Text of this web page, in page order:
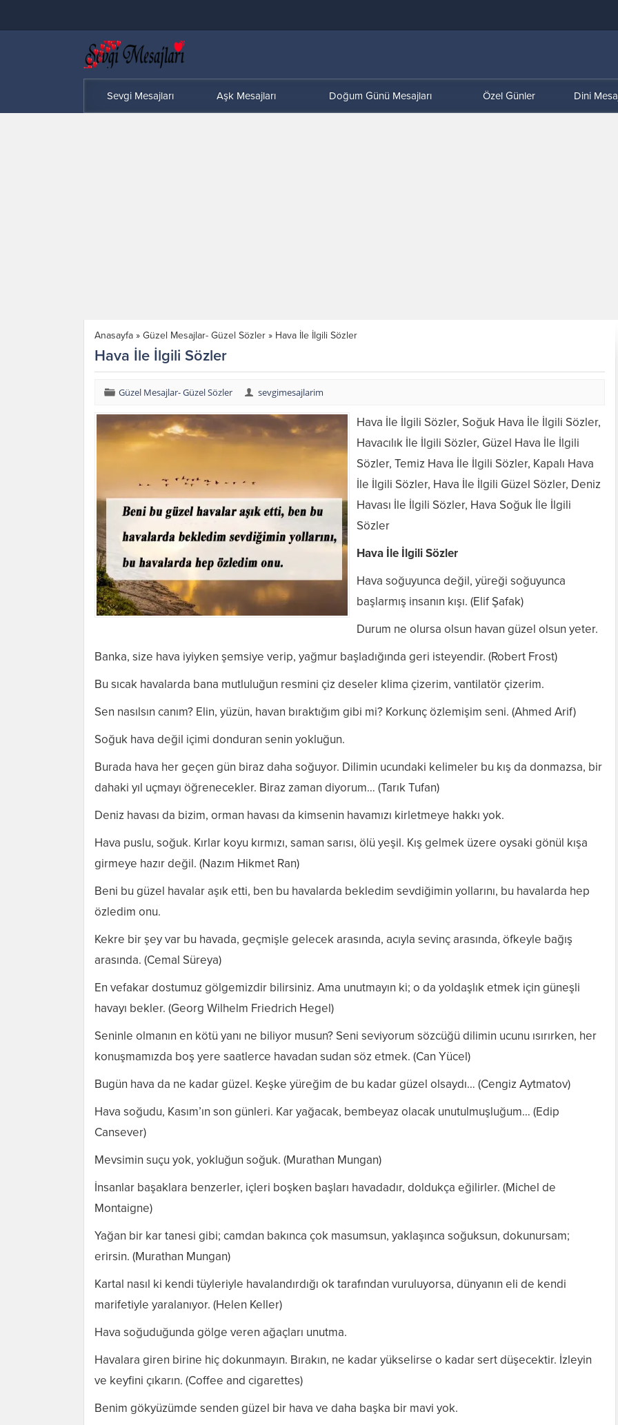
Sevgi Mesajları Aşk Mesajları Doğum Günü Mesajları Özel Günler Dini
Anasayfa » Güzel Mesajlar- Güzel Sözler » Hava İle İlgili Sözler
Hava İle İlgili Sözler
Güzel Mesajlar- Güzel Sözler sevgimesajlarim
Hava İle İlgili Sözler, Soğuk Hava İle İlgili Sözler,
Havacılık İle İlgili Sözler, Güzel Hava İle İlgili
Sözler, Temiz Hava İle İlgili Sözler, Kapalı Hava
İle İlgili Sözler, Hava İle İlgili Güzel Sözler, Deniz
Havası İle İlgili Sözler, Hava Soğuk İle İlgili
Sözler
Hava İle İlgili Sözler
Hava soğuyunca değil, yüreği soğuyunca
başlarmış insanın kışı. (Elif Şafak)
Durum ne olursa olsun havan güzel olsun yeter.
Banka, size hava iyiyken şemsiye verip, yağmur başladığında geri isteyendir. (Robert Frost)
Bu sıcak havalarda bana mutluluğun resmini çiz deseler klima çizerim, vantilatör çizerim.
Sen nasılsın canım? Elin, yüzün, havan bıraktığım gibi mi? Korkunç özlemişim seni. (Ahmed Arif)
Soğuk hava değil içimi donduran senin yokluğun.
Burada hava her geçen gün biraz daha soğuyor. Dilimin ucundaki kelimeler bu kış da donmazsa, bir
dahaki yıl uçmayı öğrenecekler. Biraz zaman diyorum… (Tarık Tufan)
Deniz havası da bizim, orman havası da kimsenin havamızı kirletmeye hakkı yok.
Hava puslu, soğuk. Kırlar koyu kırmızı, saman sarısı, ölü yeşil. Kış gelmek üzere oysaki gönül kışa
girmeye hazır değil. (Nazım Hikmet Ran)
Beni bu güzel havalar aşık etti, ben bu havalarda bekledim sevdiğimin yollarını, bu havalarda hep
özledim onu.
Kekre bir şey var bu havada, geçmişle gelecek arasında, acıyla sevinç arasında, öfkeyle bağış
arasında. (Cemal Süreya)
En vefakar dostumuz gölgemizdir bilirsiniz. Ama unutmayın ki; o da yoldaşlık etmek için güneşli
havayı bekler. (Georg Wilhelm Friedrich Hegel)
Seninle olmanın en kötü yanı ne biliyor musun? Seni seviyorum sözcüğü dilimin ucunu ısırırken, her
konuşmamızda boş yere saatlerce havadan sudan söz etmek. (Can Yücel)
Bugün hava da ne kadar güzel. Keşke yüreğim de bu kadar güzel olsaydı… (Cengiz Aytmatov)
Hava soğudu, Kasım’ın son günleri. Kar yağacak, bembeyaz olacak unutulmuşluğum… (Edip
Cansever)
Mevsimin suçu yok, yokluğun soğuk. (Murathan Mungan)
İnsanlar başaklara benzerler, içleri boşken başları havadadır, doldukça eğilirler. (Michel de
Montaigne)
Yağan bir kar tanesi gibi; camdan bakınca çok masumsun, yaklaşınca soğuksun, dokunursam;
erirsin. (Murathan Mungan)
Kartal nasıl ki kendi tüyleriyle havalandırdığı ok tarafından vuruluyorsa, dünyanın eli de kendi
marifetiyle yaralanıyor. (Helen Keller)
Hava soğuduğunda gölge veren ağaçları unutma.
Havalara giren birine hiç dokunmayın. Bırakın, ne kadar yükselirse o kadar sert düşecektir. İzleyin
ve keyfini çıkarın. (Coffee and cigarettes)
Benim gökyüzümde senden güzel bir hava ve daha başka bir mavi yok.